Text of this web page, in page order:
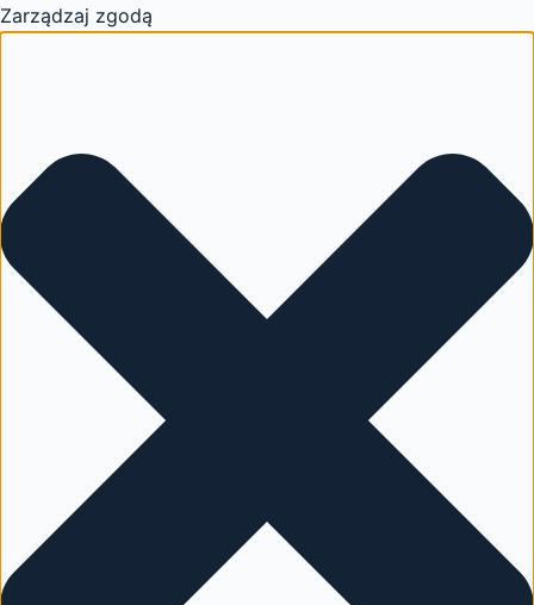
Zarządzaj zgodą